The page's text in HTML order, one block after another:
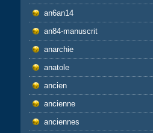
an6an14
an84-manuscrit
anarchie
anatole
ancien
ancienne
anciennes